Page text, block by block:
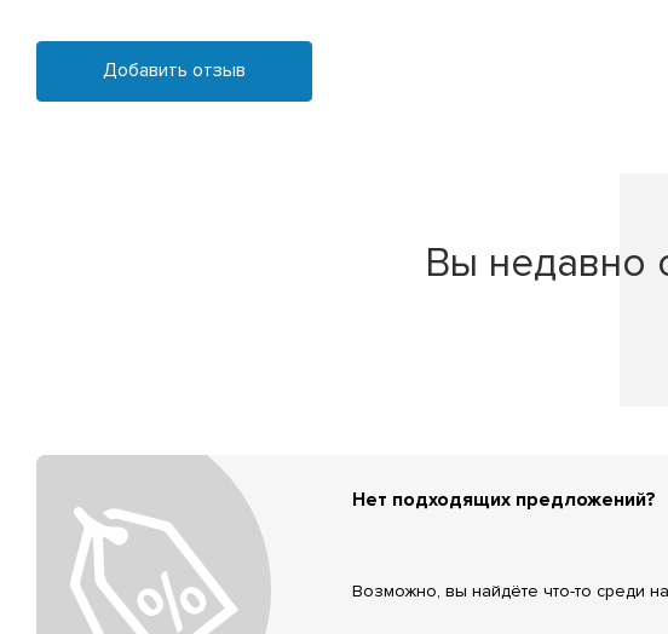
Добавить отзыв
Вы недавно
Нет подходящих предложений?
Возможно, вы найдёте что-то среди